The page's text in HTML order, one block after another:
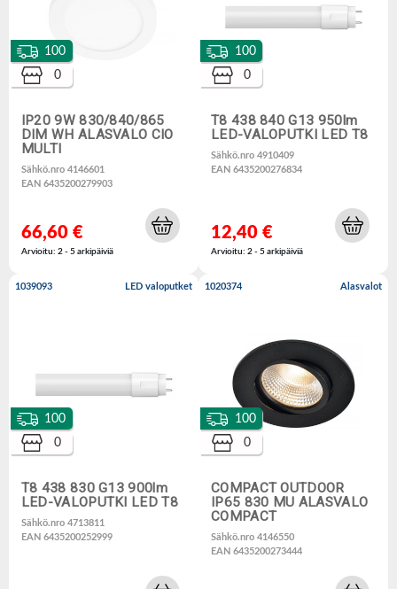
IP20 9W 830/840/865
DIM WH ALASVALO CIO
MULTI
Sähkö.nro 4146601
EAN 6435200279903
100
0
66,60 €
Arvioitu: 2 - 5 arkipäiviä
T8 438 840 G13 950lm
LED-VALOPUTKI LED T8
Sähkö.nro 4910409
EAN 6435200276834
100
0
12,40 €
Arvioitu: 2 - 5 arkipäiviä
1039093 LED valoputket
T8 438 830 G13 900lm
LED-VALOPUTKI LED T8
Sähkö.nro 4713811
EAN 6435200252999
100
0
1020374 Alasvalot
COMPACT OUTDOOR
IP65 830 MU ALASVALO
COMPACT
Sähkö.nro 4146550
EAN 6435200273444
100
0